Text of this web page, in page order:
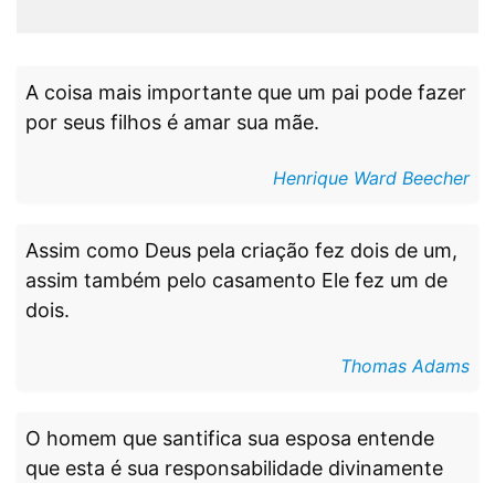
A coisa mais importante que um pai pode fazer
por seus filhos é amar sua mãe.
Henrique Ward Beecher
Assim como Deus pela criação fez dois de um,
assim também pelo casamento Ele fez um de
dois.
Thomas Adams
O homem que santifica sua esposa entende
que esta é sua responsabilidade divinamente